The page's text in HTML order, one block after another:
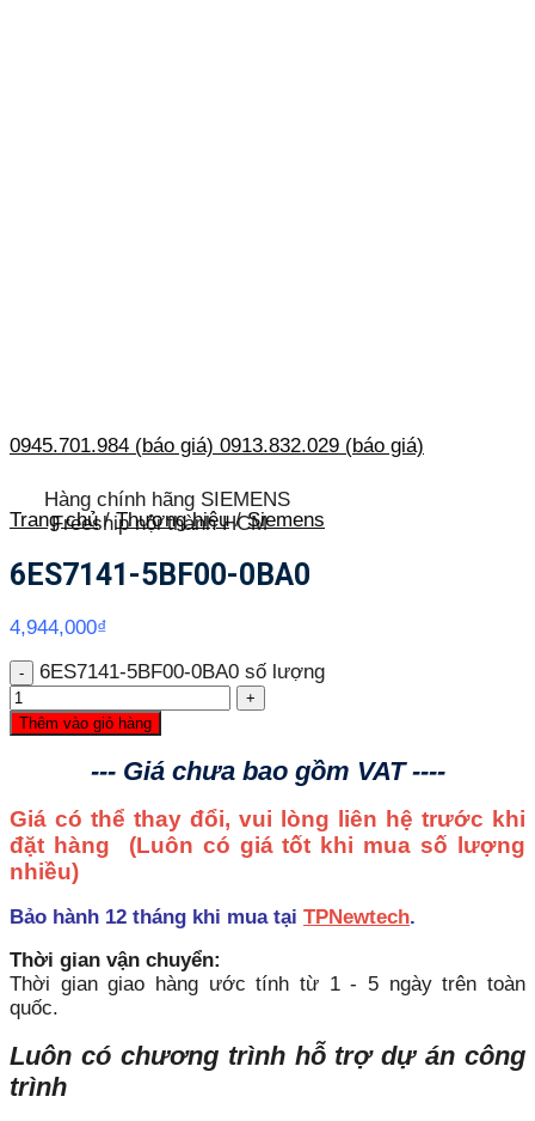
0945.701.984 (báo giá) 0913.832.029 (báo giá)
Hàng chính hãng SIEMENS
Freeship nội thành HCM
Trang chủ / Thương hiệu / Siemens
6ES7141-5BF00-0BA0
4,944,000₫
6ES7141-5BF00-0BA0 số lượng
Thêm vào giỏ hàng
--- Giá chưa bao gồm VAT ----
Giá có thể thay đổi, vui lòng liên hệ trước khi
đặt hàng (Luôn có giá tốt khi mua số lượng
nhiều)
Bảo hành 12 tháng khi mua tại TPNewtech.
Thời gian vận chuyển:
Thời gian giao hàng ước tính từ 1 - 5 ngày trên toàn
quốc.
Luôn có chương trình hỗ trợ dự án công
trình